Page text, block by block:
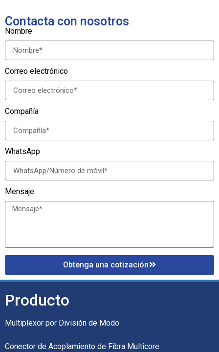
Contacta con nosotros
Nombre
Correo electrónico
Compañía
WhatsApp
Mensaje
Obtenga una cotización
Producto
Multiplexor por División de Modo
Conector de Acoplamiento de Fibra Multicore